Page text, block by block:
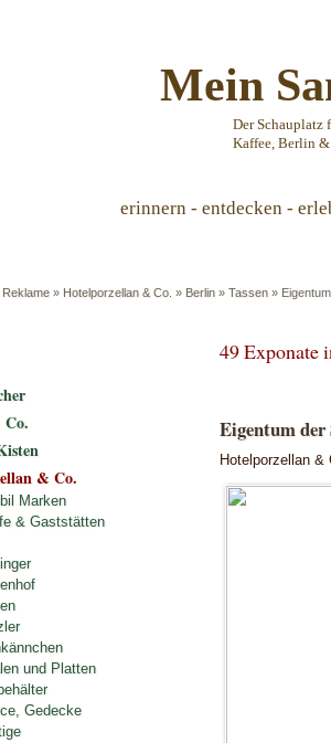
Mein
Der Schauplatz
Kaffee, Berlin
erinnern - entdecken -
Reklame » Hotelporzellan & Co. » Berlin » Tassen »
49 Exponate
Eigentum der
Hotelporzellan &
Co.
& Co.
Marken
& Gaststätten
und Platten
Gedecke